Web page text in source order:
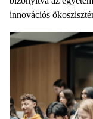
innovációs